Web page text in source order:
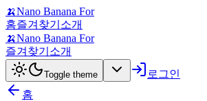
🍌Nano Banana For
홈즐겨찾기 소개
🍌Nano Banana For
즐겨찾기 소개
Toggle theme
로그인
홈